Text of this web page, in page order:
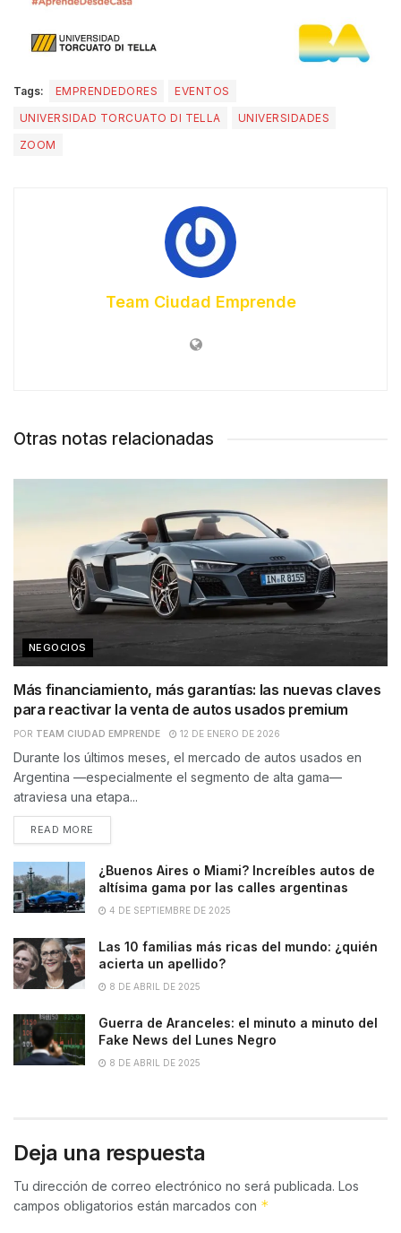
Tags: EMPRENDEDORES
EVENTOS
UNIVERSIDAD TORCUATO DI TELLA
UNIVERSIDADES
ZOOM
Team Ciudad Emprende
Otras notas relacionadas
NEGOCIOS
Más financiamiento, más garantías: las nuevas claves
para reactivar la venta de autos usados premium
POR TEAM CIUDAD EMPRENDE 12 DE ENERO DE 2026
Durante los últimos meses, el mercado de autos usados en
Argentina —especialmente el segmento de alta gama—
atraviesa una etapa...
READ MORE
¿Buenos Aires o Miami? Increíbles autos de
altísima gama por las calles argentinas
4 DE SEPTIEMBRE DE 2025
Las 10 familias más ricas del mundo: ¿quién
acierta un apellido?
8 DE ABRIL DE 2025
Guerra de Aranceles: el minuto a minuto del
Fake News del Lunes Negro
8 DE ABRIL DE 2025
Deja una respuesta
Tu dirección de correo electrónico no será publicada. Los
campos obligatorios están marcados con *